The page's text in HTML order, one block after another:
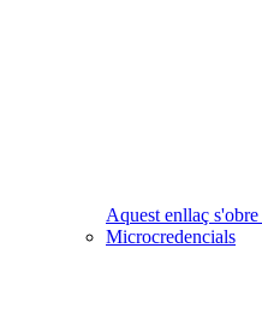
Aquest enllaç
Microcredencials